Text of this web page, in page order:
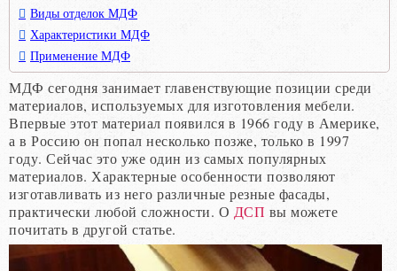
Виды отделок МДФ
Характеристики МДФ
Применение МДФ
МДФ сегодня занимает главенствующие позиции среди
материалов, используемых для изготовления мебели.
Впервые этот материал появился в 1966 году в Америке,
а в Россию он попал несколько позже, только в 1997
году. Сейчас это уже один из самых популярных
материалов. Характерные особенности позволяют
изготавливать из него различные резные фасады,
практически любой сложности. О ДСП вы можете
почитать в другой статье.